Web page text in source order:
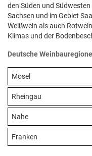
den Süden und
Sachsen und im Gebiet
Weißwein als auch
Klimas und der
Deutsche
Mosel
Rheingau
Nahe
Franken